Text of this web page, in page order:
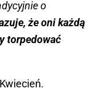
o
że oni każdą
torpedować